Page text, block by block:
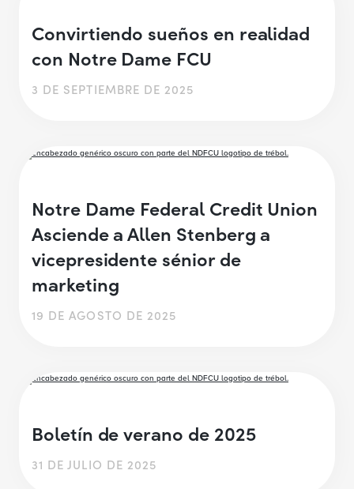
Convirtiendo sueños en realidad
con Notre Dame FCU
3 DE SEPTIEMBRE DE 2025
Notre Dame Federal Credit Union
Asciende a Allen Stenberg a
vicepresidente sénior de
marketing
19 DE AGOSTO DE 2025
Boletín de verano de 2025
31 DE JULIO DE 2025